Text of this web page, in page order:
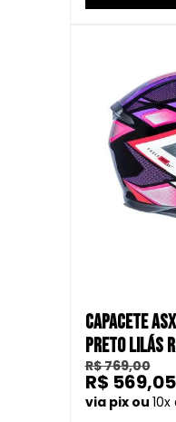
CAPACETE
PRETO LILÁS
R$ 769,00
10
R$ 569,05